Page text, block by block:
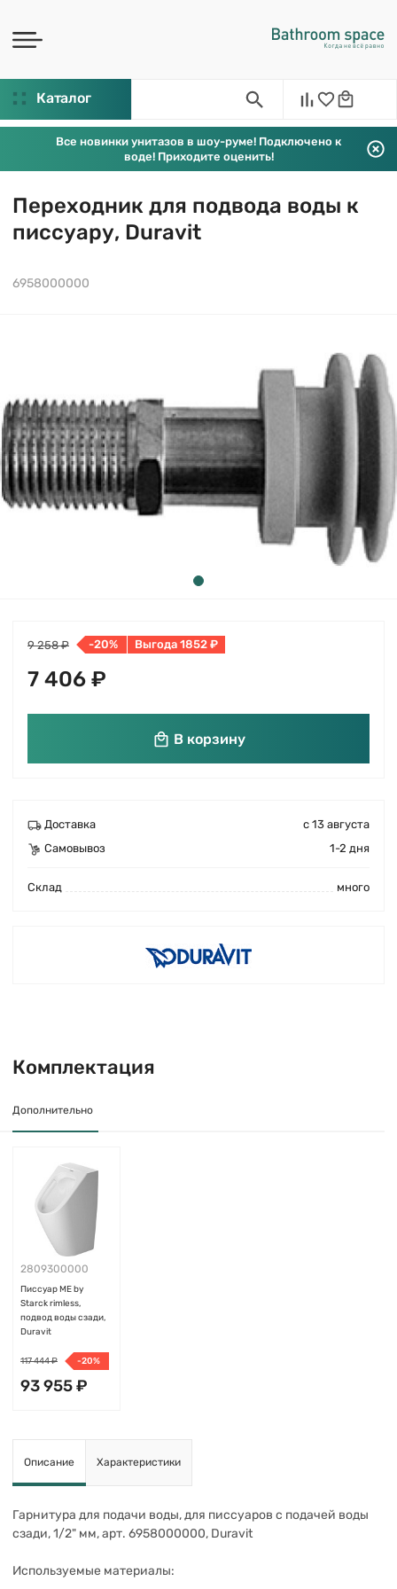
Каталог
Все новинки унитазов в шоу-руме! Подключено к
воде! Приходите оценить!
Переходник для подвода воды к
писсуару, Duravit
6958000000
9 258 ₽ -20% Выгода 1852 ₽
7 406 ₽
В корзину
Доставка
с 13 августа
Самовывоз
1-2 дня
Cклад много
Комплектация
Дополнительно
2809300000
Писсуар ME by
Starck rimless,
подвод воды сзади,
Duravit
117 444 ₽ -20%
93 955 ₽
Описание Характеристики
Гарнитура для подачи воды, для писсуаров с подачей воды
сзади, 1/2" мм, арт. 6958000000, Duravit
Используемые материалы: